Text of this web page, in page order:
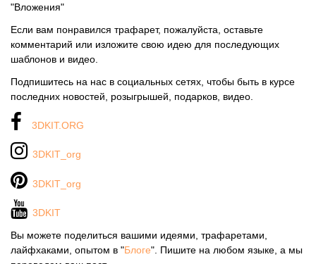
"Вложения"
Если вам понравился трафарет, пожалуйста, оставьте
комментарий или изложите свою идею для последующих
шаблонов и видео.
Подпишитесь на нас в социальных сетях, чтобы быть в курсе
последних новостей, розыгрышей, подарков, видео.
3DKIT.ORG
3DKIT_org
3DKIT_org
3DKIT
Вы можете поделиться вашими идеями, трафаретами,
лайфхаками, опытом в "Блоге". Пишите на любом языке, а мы